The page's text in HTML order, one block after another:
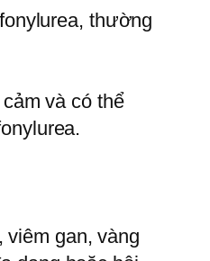
thường
và có thể
viêm gan, vàng